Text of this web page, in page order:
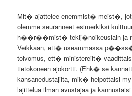
Mit� ajattelee enemmist� meist�,
olemme seuranneet esimerkiksi
h��r��mist� tekij�noikeuslain ja
Veikkaan, ett� useammassa
toivomus, ett� ministereilt�
tietokoneen ajokortti. (Ehk� se
kansanedustajilta, mik� helpottaisi
lajittelua ilman avustajaa ja